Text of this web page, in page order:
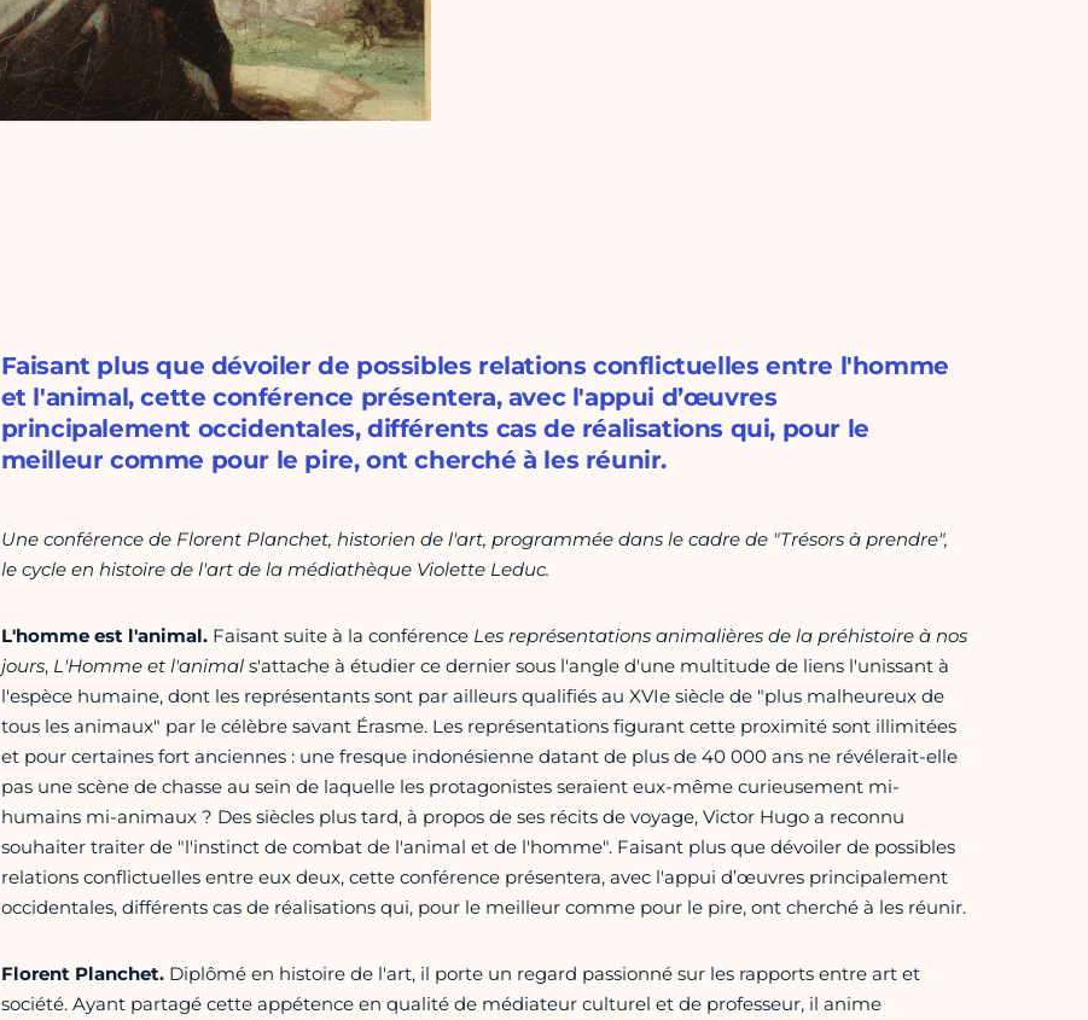
Faisant plus que dévoiler de possibles relations conflictuelles entre l'homme
et l'animal, cette conférence présentera, avec l'appui d’œuvres
principalement occidentales, différents cas de réalisations qui, pour le
meilleur comme pour le pire, ont cherché à les réunir.
Une conférence de Florent Planchet, historien de l'art, programmée dans le cadre de "Trésors à prendre",
le cycle en histoire de l'art de la médiathèque Violette Leduc.
L'homme est l'animal.Faisant suite à la conférence Les représentations animalières de la préhistoire à nos
jours, L'Homme et l'animals'attache à étudier ce dernier sous l'angle d'une multitude de liens l'unissant à
l'espèce humaine, dont les représentants sont par ailleurs qualifiés au XVIe siècle de "plus malheureux de
tous les animaux" par le célèbre savant Érasme. Les représentations figurant cette proximité sont illimitées
et pour certaines fort anciennes : une fresque indonésienne datant de plus de 40 000 ans ne révélerait-elle
pas une scène de chasse au sein de laquelle les protagonistes seraient eux-même curieusement mi-
humains mi-animaux ? Des siècles plus tard, à propos de ses récits de voyage, Victor Hugo a reconnu
souhaiter traiter de "l'instinct de combat de l'animal et de l'homme". Faisant plus que dévoiler de possibles
relations conflictuelles entre eux deux, cette conférence présentera, avec l'appui d’œuvres principalement
occidentales, différents cas de réalisations qui, pour le meilleur comme pour le pire, ont cherché à les réunir.
Florent Planchet.Diplômé en histoire de l'art, il porte un regard passionné sur les rapports entre art et
société. Ayant partagé cette appétence en qualité de médiateur culturel et de professeur, il anime